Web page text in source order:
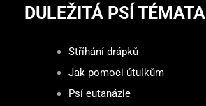
DULEŽITÁ PSÍ TÉMATA
Stříhání drápků
Jak pomoci útulkům
Psí eutanázie